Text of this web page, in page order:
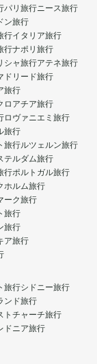
パリ旅行ニース旅行
ン旅行
行イタリア旅行
行ナポリ旅行
シャ旅行アテネ旅行
ドリード旅行
旅行
ロアチア旅行
ロヴァニエミ旅行
旅行
旅行ルツェルン旅行
テルダム旅行
行ポルトガル旅行
ホルム旅行
ーク旅行
旅行
旅行
ア旅行
旅行シドニー旅行
ンド旅行
トチャーチ旅行
ドニア旅行